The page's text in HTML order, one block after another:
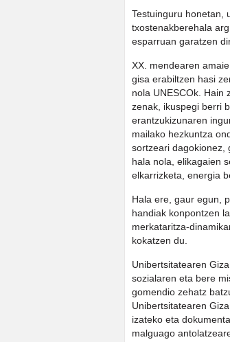
Testuinguru honetan,
txostenakberehala
esparruan garatzen
XX. mendearen
gisa erabiltzen hasi
nola UNESCOk. Hain
zenak, ikuspegi berri
erantzukizunaren
mailako hezkuntza
sortzeari dagokionez,
hala nola, elikagaien
elkarrizketa, energia
Hala ere, gaur egun,
handiak konpontzen
merkataritza-
kokatzen du.
Unibertsitatearen
sozialaren eta bere
gomendio zehatz
Unibertsitatearen
izateko eta
malguago